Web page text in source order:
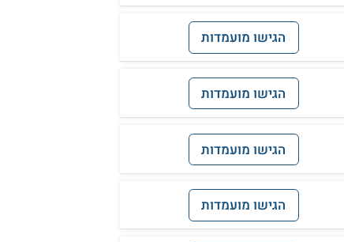
הגישו מועמדות
הגישו מועמדות
הגישו מועמדות
הגישו מועמדות